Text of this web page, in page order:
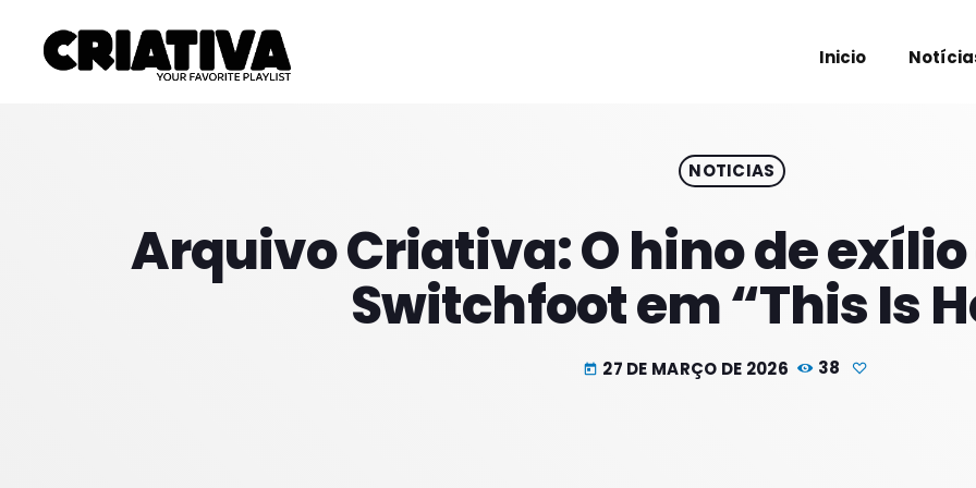
Inicio
NOTICIAS
Arquivo Criativa: O hino de
Switchfoot em “This Is
today 27 DE MARÇO DE 2026 38